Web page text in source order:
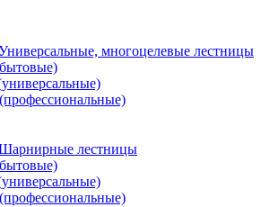
многоцелевые лестницы
лестницы